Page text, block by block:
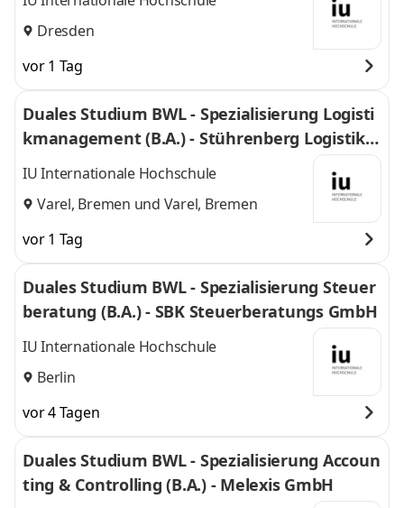
Dresden
vor 1 Tag
Duales Studium BWL - Spezialisierung Logisti
kmanagement (B.A.) - Stührenberg Logistik G
mbH
IU Internationale Hochschule
Varel, Bremen und Varel, Bremen
vor 1 Tag
Duales Studium BWL - Spezialisierung Steuer
beratung (B.A.) - SBK Steuerberatungs GmbH
IU Internationale Hochschule
Berlin
vor 4 Tagen
Duales Studium BWL - Spezialisierung Accoun
ting & Controlling (B.A.) - Melexis GmbH